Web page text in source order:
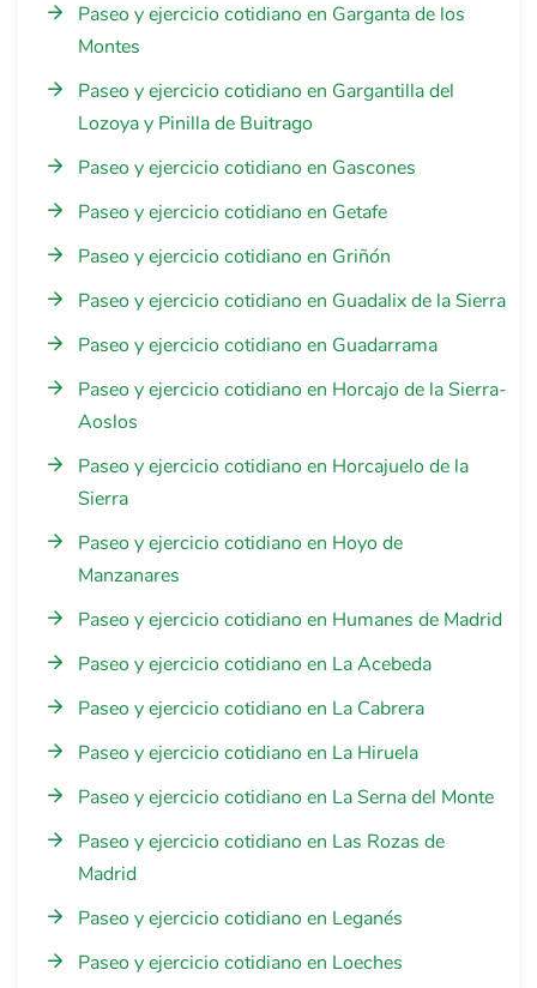
Paseo y ejercicio cotidiano en Garganta de los
Montes
Paseo y ejercicio cotidiano en Gargantilla del
Lozoya y Pinilla de Buitrago
Paseo y ejercicio cotidiano en Gascones
Paseo y ejercicio cotidiano en Getafe
Paseo y ejercicio cotidiano en Griñón
Paseo y ejercicio cotidiano en Guadalix de la Sierra
Paseo y ejercicio cotidiano en Guadarrama
Paseo y ejercicio cotidiano en Horcajo de la Sierra-
Aoslos
Paseo y ejercicio cotidiano en Horcajuelo de la
Sierra
Paseo y ejercicio cotidiano en Hoyo de
Manzanares
Paseo y ejercicio cotidiano en Humanes de Madrid
Paseo y ejercicio cotidiano en La Acebeda
Paseo y ejercicio cotidiano en La Cabrera
Paseo y ejercicio cotidiano en La Hiruela
Paseo y ejercicio cotidiano en La Serna del Monte
Paseo y ejercicio cotidiano en Las Rozas de
Madrid
Paseo y ejercicio cotidiano en Leganés
Paseo y ejercicio cotidiano en Loeches